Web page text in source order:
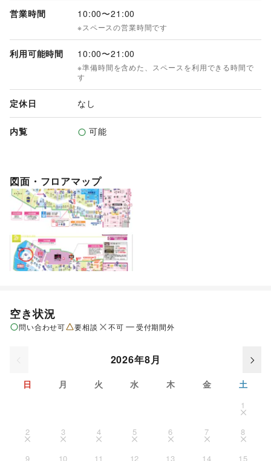
営業時間 10:00〜21:00
※スペースの営業時間です
利用可能時間 10:00〜21:00
※準備時間を含めた、スペースを利用できる時間で
す
定休日 なし
内覧 可能
図面・フロアマップ
空き状況
問い合わせ可 要相談 不可 受付期間外
2026年8月
日 月 火 水 木 金 土
1
2 3 4 5 6 7 8
9 10 11 12 13 14 15